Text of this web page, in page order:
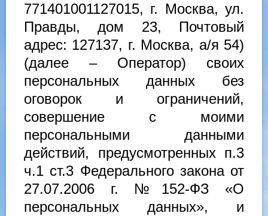
771401001127015, г. Москва, ул.
Правды, дом 23, Почтовый
адрес: 127137, г. Москва, а/я 54)
(далее – Оператор) своих
персональных данных без
оговорок и ограничений,
совершение с моими
персональными данными
действий, предусмотренных п.3
ч.1 ст.3 Федерального закона от
27.07.2006 г. №152-ФЗ «О
персональных данных», и